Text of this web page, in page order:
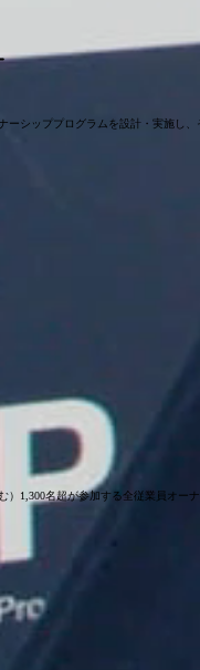
ーシッププログラムを設計・実施し
）1,300名超が参加する全従業員オ